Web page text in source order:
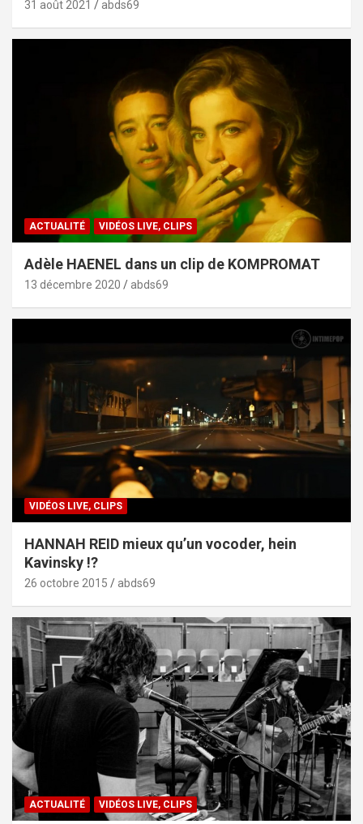
31 août 2021 abds69
ACTUALITÉ VIDÉOS LIVE, CLIPS
Adèle HAENEL dans un clip de KOMPROMAT
13 décembre 2020 abds69
VIDÉOS LIVE, CLIPS
HANNAH REID mieux qu’un vocoder, hein
Kavinsky !?
26 octobre 2015 abds69
ACTUALITÉ VIDÉOS LIVE, CLIPS